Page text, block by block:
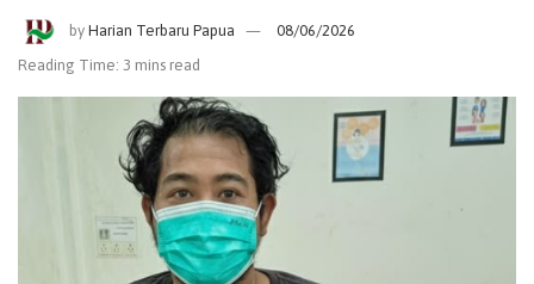
by Harian Terbaru Papua
08/06/2026
Reading Time: 3 mins read